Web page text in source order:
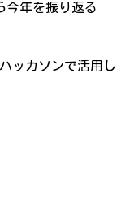
今年を振り返る
ッカソンで活用し